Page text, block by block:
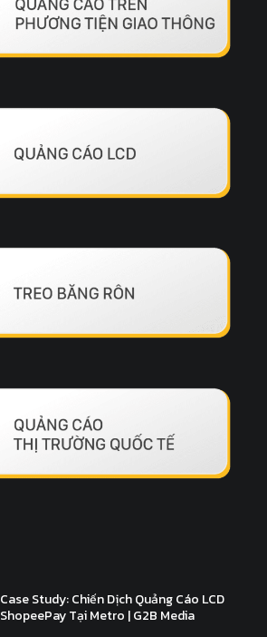
Case Study: Chiến Dịch Quảng Cáo LCD
ShopeePay Tại Metro | G2B Media